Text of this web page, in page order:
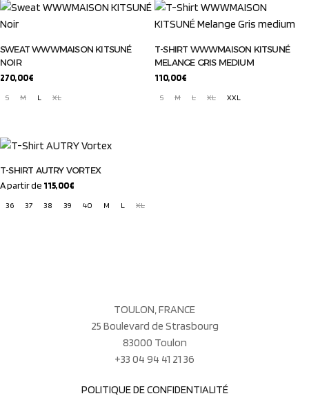
SWEAT WWWMAISON KITSUNÉ
NOIR
270,00€
S
M L XL
T-SHIRT WWWMAISON KITSUNÉ
MELANGE GRIS MEDIUM
110,00€
S
M L XL XXL
T-SHIRT AUTRY VORTEX
A partir de 115,00€
36
37 38 39 40 M L XL
TOULON, FRANCE
25 Boulevard de Strasbourg
83000 Toulon
+33 04 94 41 21 36
POLITIQUE DE CONFIDENTIALITÉ